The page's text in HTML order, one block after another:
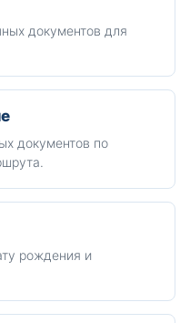
документов для
документов по
рождения и